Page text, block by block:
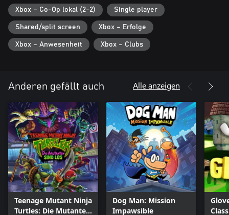
Xbox – Co-Op lokal (2-2) Single player
Shared/split screen Xbox – Erfolge
Xbox – Anwesenheit Xbox – Clubs
Anderen gefällt auch Alle anzeigen
Teenage Mutant Ninja
Turtles: Die Mutanten
Dog Man: Mission
Impawsible